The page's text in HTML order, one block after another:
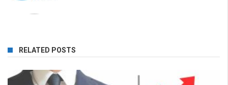
RELATED POSTS